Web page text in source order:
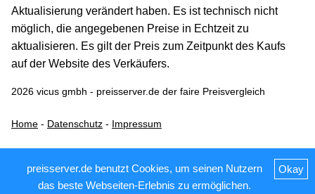
Aktualisierung verändert haben. Es ist technisch nicht
möglich, die angegebenen Preise in Echtzeit zu
aktualisieren. Es gilt der Preis zum Zeitpunkt des Kaufs
auf der Website des Verkäufers.
2026 vicus gmbh - preisserver.de der faire Preisvergleich
Home - Datenschutz - Impressum
Okay
preisserver.de benutzt Cookies, um seinen Nutzern
das beste Webseiten-Erlebnis zu ermöglichen.